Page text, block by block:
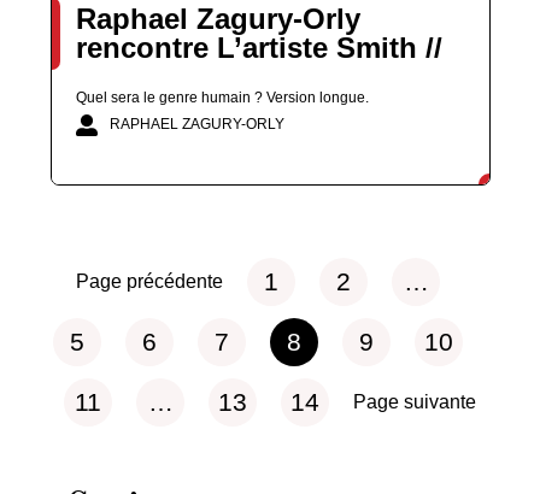
Raphael Zagury-Orly
rencontre L’artiste Smith //
Quel sera le genre humain ? Version longue.
RAPHAEL ZAGURY-ORLY
Page précédente 1 2 …
5 6 7 8 9 10
11 … 13 14 Page suivante